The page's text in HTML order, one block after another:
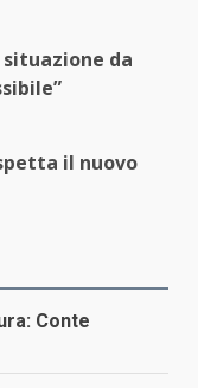
situazione da
il nuovo
Conte